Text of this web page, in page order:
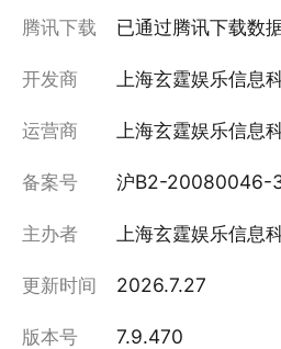
腾讯下载 已通过腾讯下载数
开发商 上海玄霆娱乐信息
运营商 上海玄霆娱乐信息
备案号 沪B2-20080046-
主办者 上海玄霆娱乐信息
更新时间 2026.7.27
版本号 7.9.470